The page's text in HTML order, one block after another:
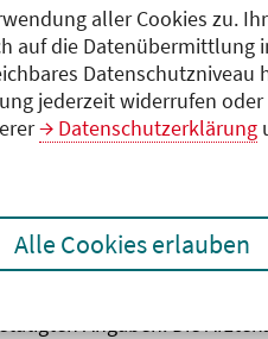
aller Cookies zu.
auf die Datenübermittlung
Datenschutzniveau
jederzeit widerrufen
Datenschutzerklärung
Alle Cookies erlauben
Angaben. Die